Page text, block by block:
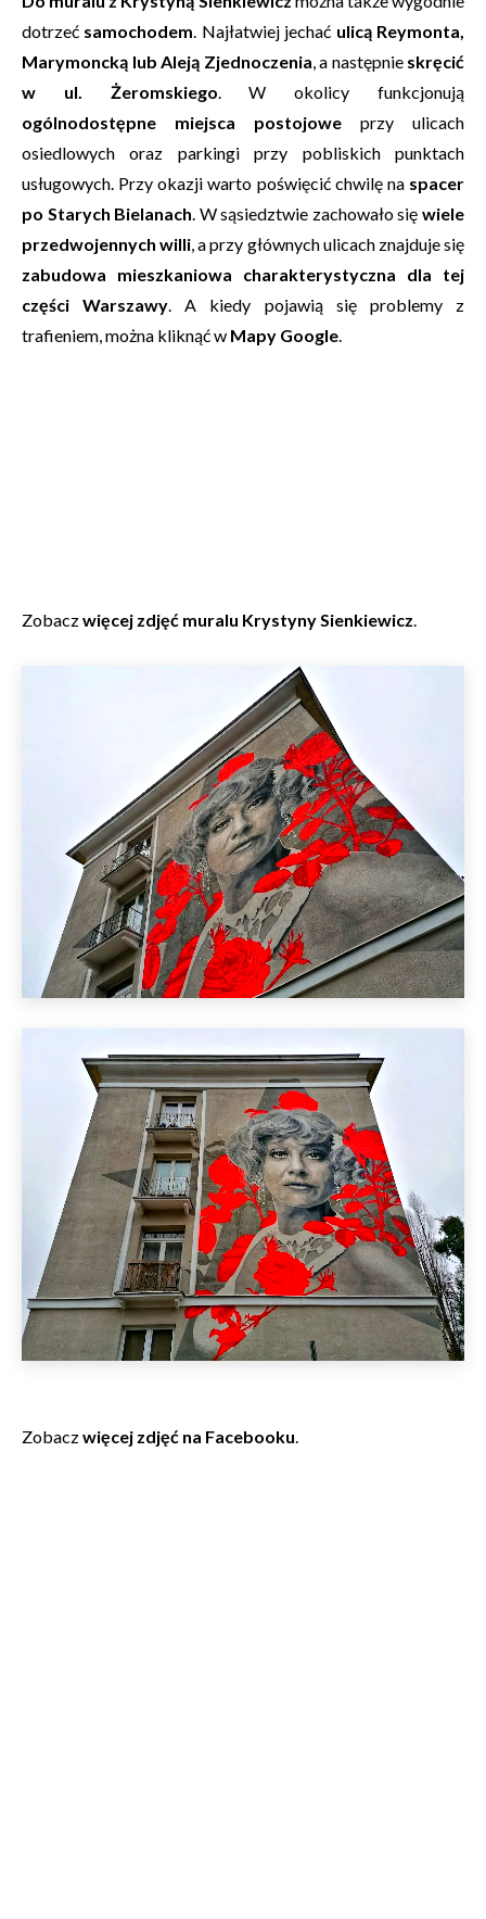
dotrzeć samochodem. Najłatwiej jechać ulicą Reymonta,
Marymoncką lub Aleją Zjednoczenia, a następnie skręcić
w ul. Żeromskiego. W okolicy funkcjonują
ogólnodostępne miejsca postojowe przy ulicach
osiedlowych oraz parkingi przy pobliskich punktach
usługowych. Przy okazji warto poświęcić chwilę na spacer
po Starych Bielanach. W sąsiedztwie zachowało sięwiele
przedwojennych willi, a przy głównych ulicach znajduje się
zabudowa mieszkaniowa charakterystyczna dla tej
części Warszawy. A kiedy pojawią się problemy z
trafieniem, można kliknąć w Mapy Google.
Zobaczwięcej zdjęć muralu Krystyny Sienkiewicz.
Zobaczwięcej zdjęć na Facebooku.